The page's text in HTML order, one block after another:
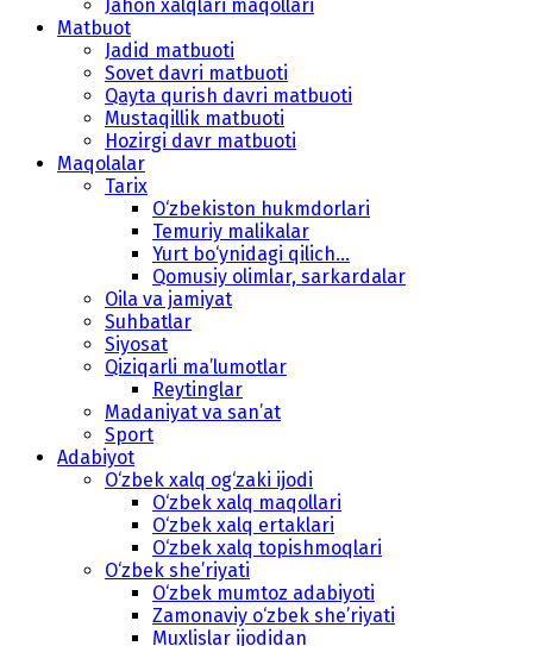
Jahon xalqlari maqollari
Matbuot
Jadid matbuoti
Sovet davri matbuoti
Qayta qurish davri matbuoti
Mustaqillik matbuoti
Hozirgi davr matbuoti
Maqolalar
Tarix
O‘zbekiston hukmdorlari
Temuriy malikalar
Yurt bo‘ynidagi qilich...
Qomusiy olimlar, sarkardalar
Oila va jamiyat
Suhbatlar
Siyosat
Qiziqarli ma’lumotlar
Reytinglar
Madaniyat va san’at
Sport
Adabiyot
O‘zbek xalq og‘zaki ijodi
O‘zbek xalq maqollari
O‘zbek xalq ertaklari
O‘zbek xalq topishmoqlari
O‘zbek she’riyati
O‘zbek mumtoz adabiyoti
Zamonaviy o‘zbek she’riyati
Muxlislar ijodidan